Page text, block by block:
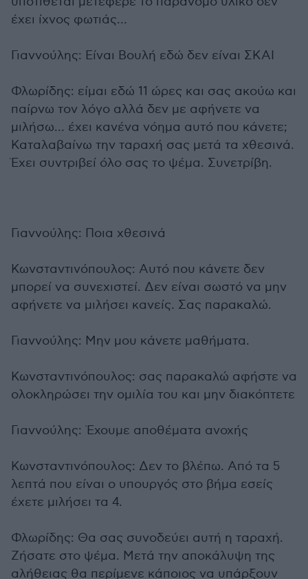
έχει ίχνος φωτιάς…
Γιαννούλης: Είναι Βουλή εδώ δεν είναι ΣΚΑΙ
Φλωρίδης: είμαι εδώ 11 ώρες και σας ακούω και
παίρνω τον λόγο αλλά δεν με αφήνετε να
μιλήσω… έχει κανένα νόημα αυτό που κάνετε;
Καταλαβαίνω την ταραχή σας μετά τα χθεσινά.
Έχει συντριβεί όλο σας το ψέμα. Συνετρίβη.
Γιαννούλης: Ποια χθεσινά
Κωνσταντινόπουλος: Αυτό που κάνετε δεν
μπορεί να συνεχιστεί. Δεν είναι σωστό να μην
αφήνετε να μιλήσει κανείς. Σας παρακαλώ.
Γιαννούλης: Μην μου κάνετε μαθήματα.
Κωνσταντινόπουλος: σας παρακαλώ αφήστε να
ολοκληρώσει την ομιλία του και μην διακόπτετε
Γιαννούλης: Έχουμε αποθέματα ανοχής
Κωνσταντινόπουλος: Δεν το βλέπω. Από τα 5
λεπτά που είναι ο υπουργός στο βήμα εσείς
έχετε μιλήσει τα 4.
Φλωρίδης: Θα σας συνοδεύει αυτή η ταραχή.
Ζήσατε στο ψέμα. Μετά την αποκάλυψη της
αλήθειας θα περίμενε κάποιος να υπάρξουν